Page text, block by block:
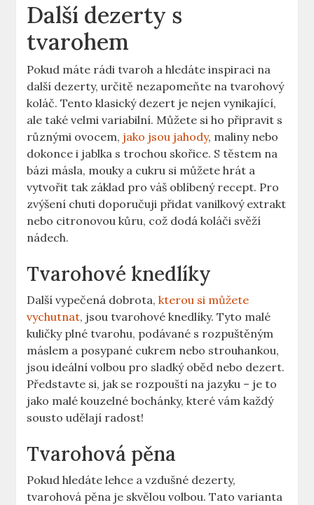
Další dezerty s
tvarohem
Pokud máte rádi tvaroh a hledáte inspiraci na
další dezerty, určitě nezapomeňte na tvarohový
koláč. Tento klasický dezert je nejen vynikající,
ale také velmi variabilní. Můžete si ho připravit s
různými ovocem, jako jsou jahody, maliny nebo
dokonce i jablka s trochou skořice. S těstem na
bázi másla, mouky a cukru si můžete hrát a
vytvořit tak základ pro váš oblíbený recept. Pro
zvýšení chuti doporučuji přidat vanilkový extrakt
nebo citronovou kůru, což dodá koláči svěží
nádech.
Tvarohové knedlíky
Další vypečená dobrota,kterou si můžete
vychutnat, jsou tvarohové knedlíky. Tyto malé
kuličky plné tvarohu, podávané s rozpuštěným
máslem a posypané cukrem nebo strouhankou,
jsou ideální volbou pro sladký oběd nebo dezert.
Představte si, jak se rozpouští na jazyku – je to
jako malé kouzelné bochánky, které vám každý
sousto udělají radost!
Tvarohová pěna
Pokud hledáte lehce a vzdušné dezerty,
tvarohová pěna je skvělou volbou. Tato varianta